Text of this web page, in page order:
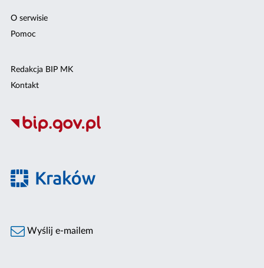
O serwisie
Pomoc
Redakcja BIP MK
Kontakt
Wyślij e-mailem